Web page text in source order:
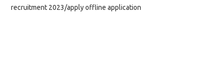
recruitment 2023/apply offline application